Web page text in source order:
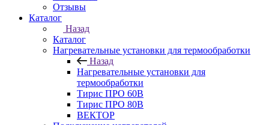
Отзывы
Каталог
Назад
Каталог
Нагревательные установки для термообработки
Назад
Нагревательные установки для
термообработки
Тирис ПРО 60В
Тирис ПРО 80В
ВЕКТОР